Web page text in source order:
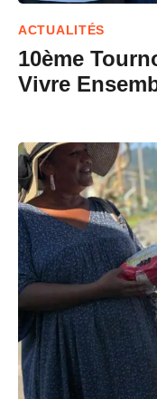
ACTUALITÉS
10ème
Vivre